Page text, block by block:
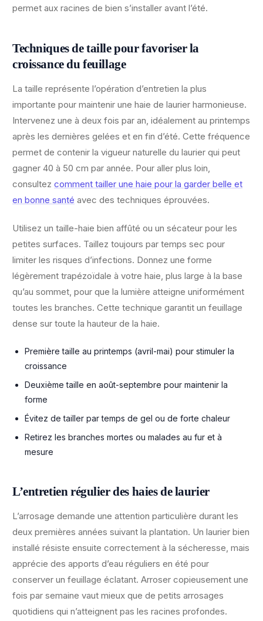
permet aux racines de bien s’installer avant l’été.
Techniques de taille pour favoriser la
croissance du feuillage
La taille représente l’opération d’entretien la plus
importante pour maintenir une haie de laurier harmonieuse.
Intervenez une à deux fois par an, idéalement au printemps
après les dernières gelées et en fin d’été. Cette fréquence
permet de contenir la vigueur naturelle du laurier qui peut
gagner 40 à 50 cm par année. Pour aller plus loin,
consultez comment tailler une haie pour la garder belle et
en bonne santé avec des techniques éprouvées.
Utilisez un taille-haie bien affûté ou un sécateur pour les
petites surfaces. Taillez toujours par temps sec pour
limiter les risques d’infections. Donnez une forme
légèrement trapézoïdale à votre haie, plus large à la base
qu’au sommet, pour que la lumière atteigne uniformément
toutes les branches. Cette technique garantit un feuillage
dense sur toute la hauteur de la haie.
Première taille au printemps (avril-mai) pour stimuler la
croissance
Deuxième taille en août-septembre pour maintenir la
forme
Évitez de tailler par temps de gel ou de forte chaleur
Retirez les branches mortes ou malades au fur et à
mesure
L’entretien régulier des haies de laurier
L’arrosage demande une attention particulière durant les
deux premières années suivant la plantation. Un laurier bien
installé résiste ensuite correctement à la sécheresse, mais
apprécie des apports d’eau réguliers en été pour
conserver un feuillage éclatant. Arroser copieusement une
fois par semaine vaut mieux que de petits arrosages
quotidiens qui n’atteignent pas les racines profondes.